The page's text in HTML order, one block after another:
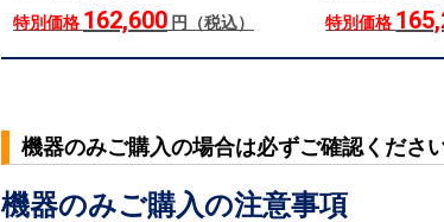
特別価格 162,600 円（税込）
特別価格
機器のみご購入の場合は必ずご確認くださ
機器のみご購入の注意事項